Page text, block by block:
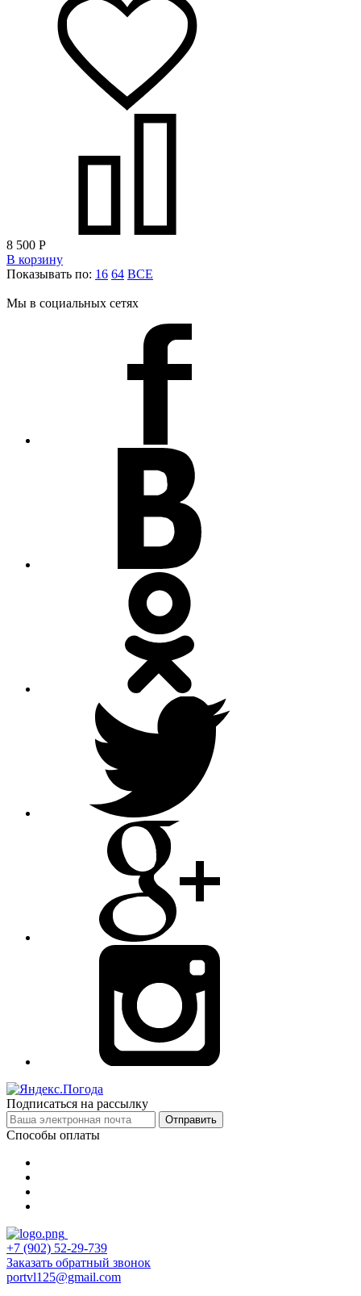
8 500 Р
В корзину
Показывать по: 16 64 ВСЕ
Мы в социальных сетях
Подписаться на рассылку
Отправить
Способы оплаты
+7 (902) 52-29-739
Заказать обратный звонок
portvl125@gmail.com